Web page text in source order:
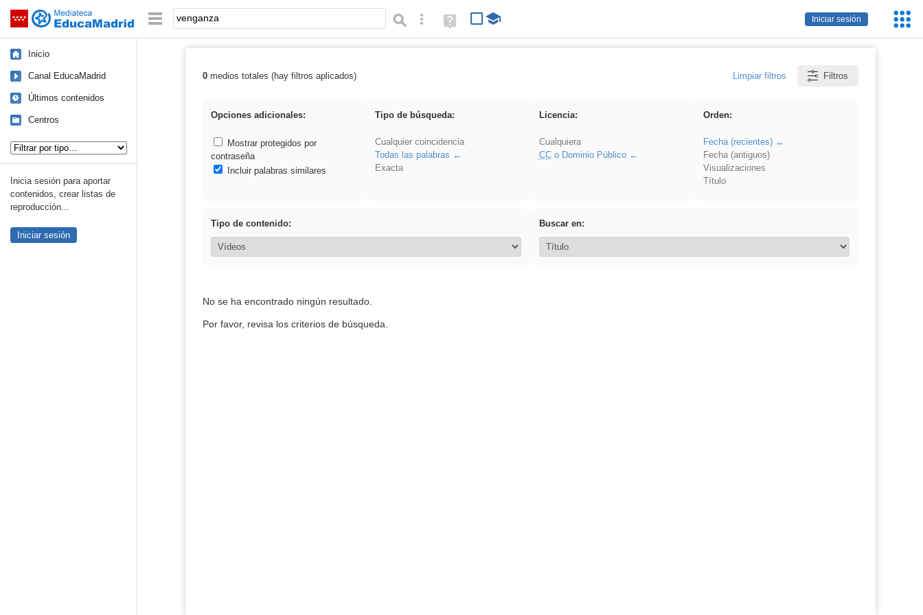
Saltar navegación
Iniciar sesión
Palabra o frase: Búsqueda avanzada
Ayuda
(en
Inicio
Canal EducaMadrid
Últimos contenidos
Centros
Inicia sesión para aportar
contenidos, crear listas de
reproducción...
Iniciar sesión
Resultados de: venganza
0medios totales (hay filtros aplicados) Limpiar filtros Filtros
Opciones adicionales:
Mostrar protegidos por
contraseña
Incluir palabras similares
Tipo de búsqueda:
Cualquier coincidencia
Todas las palabras
Exacta
Licencia:
Cualquiera
CCo Dominio Público
Orden:
Fecha (recientes)
Fecha (antiguos)
Visualizaciones
Título
Tipo de contenido: Buscar en:
No se ha encontrado ningún resultado.
Por favor, revisa los criterios de búsqueda.